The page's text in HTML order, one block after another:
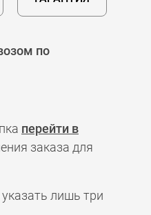
по
перейти в
заказа для
лишь три